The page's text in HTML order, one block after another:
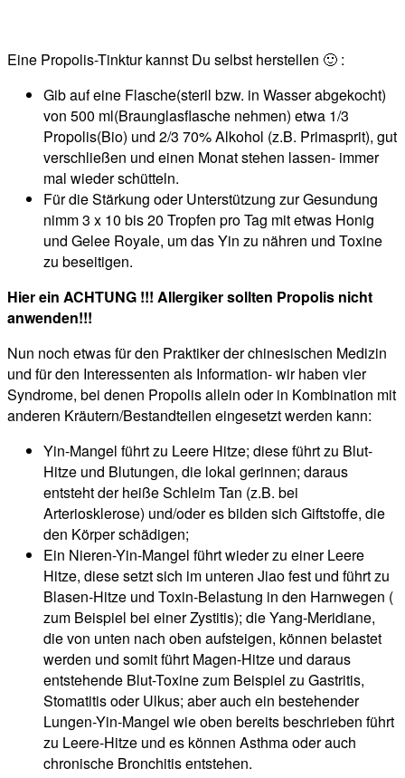
Eine Propolis-Tinktur kannst Du selbst herstellen 🙂 :
Gib auf eine Flasche(steril bzw. in Wasser abgekocht)
von 500 ml(Braunglasflasche nehmen) etwa 1/3
Propolis(Bio) und 2/3 70% Alkohol (z.B. Primasprit), gut
verschließen und einen Monat stehen lassen- immer
mal wieder schütteln.
Für die Stärkung oder Unterstützung zur Gesundung
nimm 3 x 10 bis 20 Tropfen pro Tag mit etwas Honig
und Gelee Royale, um das Yin zu nähren und Toxine
zu beseitigen.
Hier ein ACHTUNG !!! Allergiker sollten Propolis nicht
anwenden!!!
Nun noch etwas für den Praktiker der chinesischen Medizin
und für den Interessenten als Information- wir haben vier
Syndrome, bei denen Propolis allein oder in Kombination mit
anderen Kräutern/Bestandteilen eingesetzt werden kann:
Yin-Mangel führt zu Leere Hitze; diese führt zu Blut-
Hitze und Blutungen, die lokal gerinnen; daraus
entsteht der heiße Schleim Tan (z.B. bei
Arteriosklerose) und/oder es bilden sich Giftstoffe, die
den Körper schädigen;
Ein Nieren-Yin-Mangel führt wieder zu einer Leere
Hitze, diese setzt sich im unteren Jiao fest und führt zu
Blasen-Hitze und Toxin-Belastung in den Harnwegen (
zum Beispiel bei einer Zystitis); die Yang-Meridiane,
die von unten nach oben aufsteigen, können belastet
werden und somit führt Magen-Hitze und daraus
entstehende Blut-Toxine zum Beispiel zu Gastritis,
Stomatitis oder Ulkus; aber auch ein bestehender
Lungen-Yin-Mangel wie oben bereits beschrieben führt
zu Leere-Hitze und es können Asthma oder auch
chronische Bronchitis entstehen.